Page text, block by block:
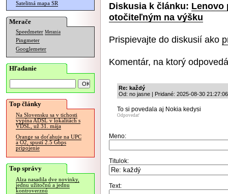
Satelitná mapa SR
Merače
Speedmeter Merania
Pingmeter
Googlemeter
Hľadanie
Top články
Na Slovensku sa v tichosti
vypína ADSL v lokalitách s
VDSL, už 31. mája
Orange sa doťahuje na UPC
a O2, spustí 2.5 Gbps
pripojenie
Top správy
Alza nasadila dve novinky,
jednu užitočnú a jednu
kontroverznú
Diskusia k článku: Lenovo
otočiteľným na výšku
Prispievajte do diskusií ako
Komentár, na ktorý
Re: každý
Od: no jasne | Pridané: 2025-08-30 21:27:06
To si povedala aj Nokia kedysi
Odpovedať
Meno:
Titulok:
Text: